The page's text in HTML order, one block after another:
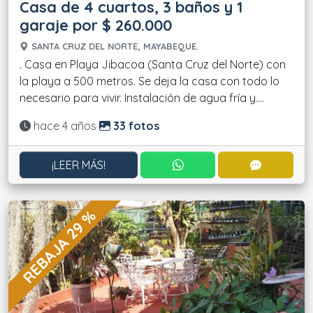
Casa de 4 cuartos, 3 baños y 1
garaje por $ 260.000
SANTA CRUZ DEL NORTE, MAYABEQUE.
. Casa en Playa Jibacoa (Santa Cruz del Norte) con
la playa a 500 metros. Se deja la casa con todo lo
necesario para vivir. Instalación de agua fría y....
Actualizado:
hace 4 años 33 fotos
¡LEER MÁS! CONTACTAR POR
REBAJA 29 %